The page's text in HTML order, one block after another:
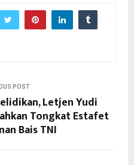
POST
Letjen Yudi
Tongkat Estafet
Bais TNI